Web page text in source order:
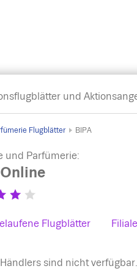
und
Flugblätter BIPA
und Parfümerie:
Flugblätter
sind nicht verfügbar.